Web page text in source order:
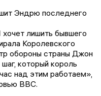
Эндрю последнего
лишить бывшего
Королевского
обороны страны Джон
который король
над этим работаем»,
BBC.